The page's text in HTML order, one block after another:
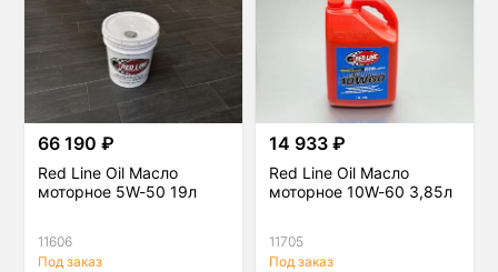
66 190 ₽
Red Line Oil Масло
моторное 5W-50 19л
11606
Под заказ
14 933 ₽
Red Line Oil Масло
моторное 10W-60 3,85л
11705
Под заказ